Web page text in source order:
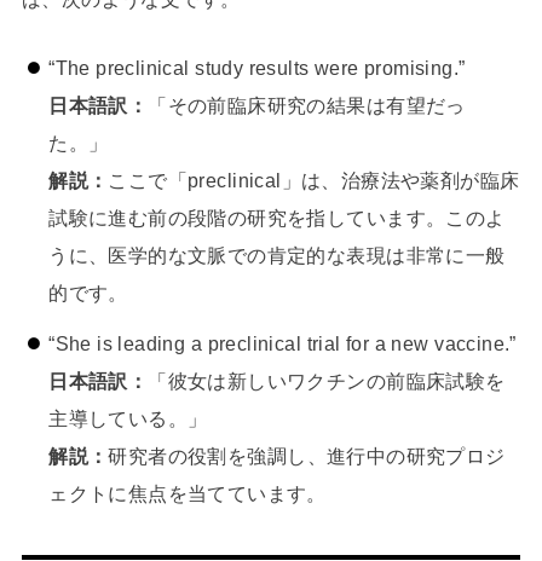
“The preclinical study results were promising.”
日本語訳：
「その前臨床研究の結果は有望だっ
た。」
解説： ここで「preclinical」は、治療法や薬剤が臨床
試験に進む前の段階の研究を指しています。このよ
うに、医学的な文脈での肯定的な表現は非常に一般
的です。
“She is leading a preclinical trial for a new vaccine.”
日本語訳：
「彼女は新しいワクチンの前臨床試験を
主導している。」
解説：研究者の役割を強調し、進行中の研究プロジ
ェクトに焦点を当てています。